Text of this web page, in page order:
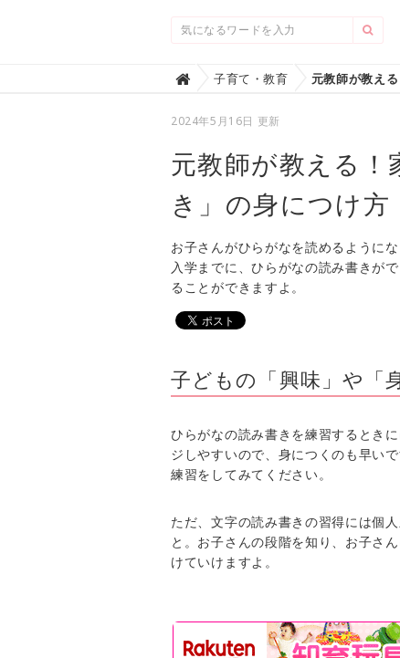
Home子育て・教育
2024年5月16日 更新
元教師が教える
き」の身につけ方
お子さんがひらがなを読めるように
入学までに、ひらがなの読み書きが
ることができますよ。
子どもの「興味」や「
ひらがなの読み書きを練習するとき
ジしやすいので、身につくのも早い
練習をしてみてください。
ただ、文字の読み書きの習得には個
と。お子さんの段階を知り、お子さ
けていけますよ。